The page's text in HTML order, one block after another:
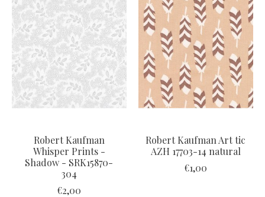
Robert Kaufman
Whisper Prints -
Shadow - SRK15870-
304
€2,00
Robert Kaufman Art tic
AZH 17703-14 natural
€1,00